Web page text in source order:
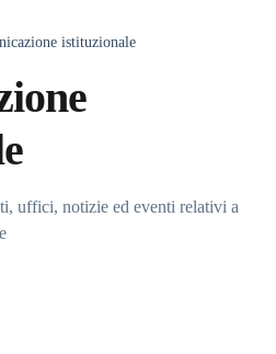
istituzionale
uffici, notizie ed eventi relativi a